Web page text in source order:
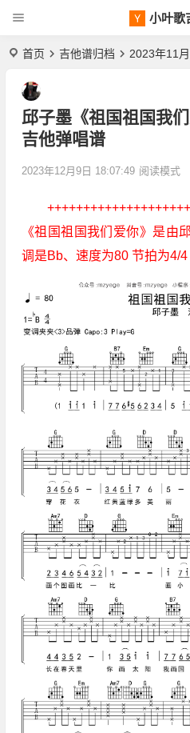
小叶歌
首页 吉他谱归档 2023年11月
邱子墨《祖国祖国我
吉他弹唱谱
2023年12月9日 18:07:49 阅读模式
《祖国祖国我们爱你》是由
调是Bb、速度为80 节拍为4/4